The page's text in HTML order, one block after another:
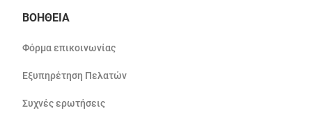
ΒΟΗΘΕΙΑ
Φόρμα επικοινωνίας
Εξυπηρέτηση Πελατών
Συχνές ερωτήσεις